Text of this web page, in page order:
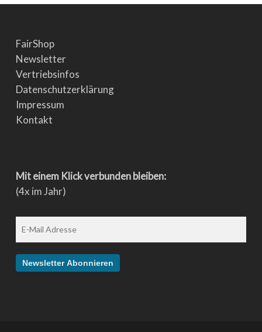
FairShop
Newsletter
Vertriebsinfos
Datenschutzerklärung
Impressum
Kontakt
Mit einem Klick verbunden bleiben:
(4x im Jahr)